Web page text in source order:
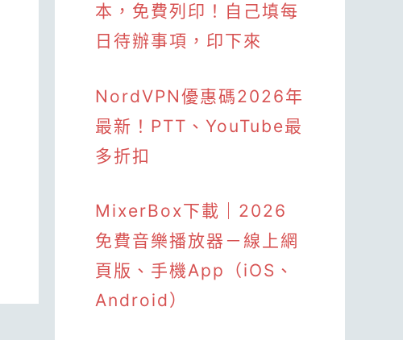
本，免費列印！自己填每
日待辦事項，印下來
NordVPN優惠碼2026年
最新！PTT、YouTube最
多折扣
MixerBox下載｜2026
免費音樂播放器－線上網
頁版、手機App（iOS、
Android）